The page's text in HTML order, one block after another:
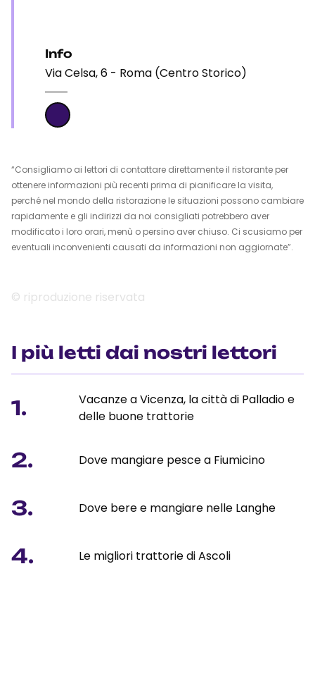
Info
Via Celsa, 6 - Roma (Centro Storico)
“Consigliamo ai lettori di contattare direttamente il ristorante per
ottenere informazioni più recenti prima di pianificare la visita,
perché nel mondo della ristorazione le situazioni possono cambiare
rapidamente e gli indirizzi da noi consigliati potrebbero aver
modificato i loro orari, menù o persino aver chiuso. Ci scusiamo per
eventuali inconvenienti causati da informazioni non aggiornate”.
© riproduzione riservata
I più letti dai nostri lettori
1.
Vacanze a Vicenza, la città di Palladio e
delle buone trattorie
2. Dove mangiare pesce a Fiumicino
3. Dove bere e mangiare nelle Langhe
4. Le migliori trattorie di Ascoli